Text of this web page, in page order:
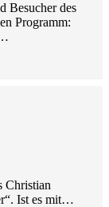
Besucher des
Programm:
Christian
Ist es mit…